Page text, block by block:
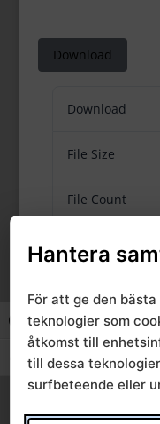
Slå på/av hög kontrast
Slå på/av textstorlek
Download
Download
File Size
File Count
Create Date
Last Updated
RSG
2025-
Hantera
För att ge den
teknologier som
åtkomst till
till dessa
surfbeteende eller